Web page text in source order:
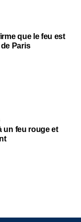
que le feu est
Paris
un feu rouge et